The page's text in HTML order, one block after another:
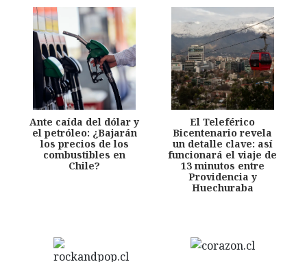
Ante caída del dólar y
el petróleo: ¿Bajarán
los precios de los
combustibles en
Chile?
El Teleférico
Bicentenario revela
un detalle clave: así
funcionará el viaje de
13 minutos entre
Providencia y
Huechuraba